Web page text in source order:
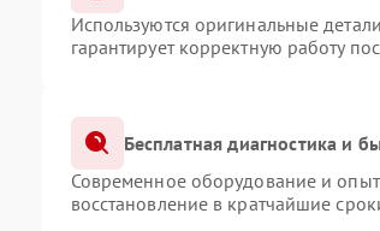
Используются оригинальные
гарантирует корректную работу
Бесплатная диагностика и
Современное оборудование и опыт
восстановление в кратчайшие